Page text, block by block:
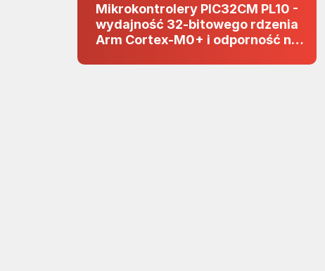
Mikrokontrolery PIC32CM PL10 -
wydajność 32-bitowego rdzenia
Arm Cortex-M0+ i odporność na